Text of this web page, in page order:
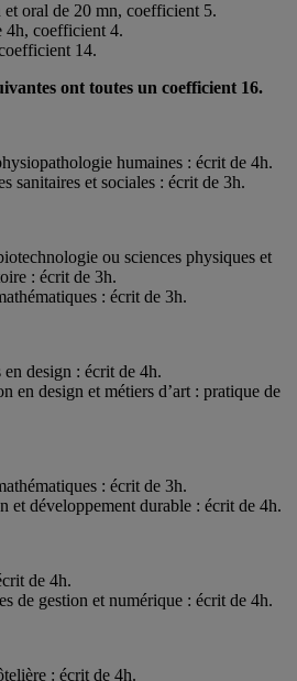
et oral de 20 mn, coefficient 5.
4h, coefficient 4.
14.
ont toutes un coefficient 16.
humaines : écrit de 4h.
sanitaires et sociales : écrit de 3h.
ou sciences physiques et
: écrit de 3h.
: écrit de 3h.
design : écrit de 4h.
en design et métiers d’art : pratique de
: écrit de 3h.
et développement durable : écrit de 4h.
de 4h.
de gestion et numérique : écrit de 4h.
: écrit de 4h.